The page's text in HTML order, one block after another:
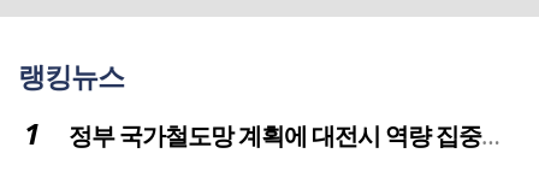
랭킹뉴스
정부 국가철도망 계획에 대전시 역량 집중해야